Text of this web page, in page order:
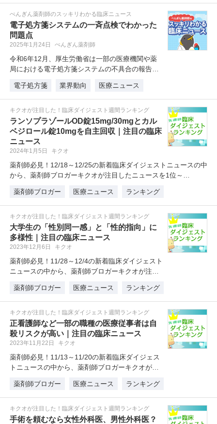
ぺんぎん薬剤師のスッキリわかる臨床ニュース
電子処方箋システムの一斉点検でわかった
問題点
2025年1月24日 ぺんぎん薬剤師
令和6年12月、厚生労働省は一部の医療機関や薬
局における電子処方箋システムの不具合の報告を
電子処方箋
業界動向 医療ニュース
キクオが注目した！臨床ダイジェスト週間ランキング
ランソプラゾールOD錠15mg/30mgとカル
ベジロール錠10mgを自主回収｜注目の臨床
ニュース
2024年1月5日 キクオ
薬剤師必見！12/18～12/25の新着臨床ダイジェストニュースの中
から、薬剤師ブロガーキクオが注目したニュースを1位～…
薬剤師ブロガー 医療ニュース ランキング
キクオが注目した！臨床ダイジェスト週間ランキング
大学生の「性別同一感」と「性的指向」に
多様性｜注目の臨床ニュース
2023年12月6日 キクオ
薬剤師必見！11/28～12/4の新着臨床ダイジェスト
ニュースの中から、薬剤師ブロガーキクオが注目
薬剤師ブロガー
医療ニュース ランキング
キクオが注目した！臨床ダイジェスト週間ランキング
正看護師など一部の職種の医療従事者は自
殺リスクが高い｜注目の臨床ニュース
2023年11月22日 キクオ
薬剤師必見！11/13～11/20の新着臨床ダイジェス
トニュースの中から、薬剤師ブロガーキクオが注
薬剤師ブロガー
医療ニュース ランキング
キクオが注目した！臨床ダイジェスト週間ランキング
手術を頼むなら女性外科医、男性外科医？